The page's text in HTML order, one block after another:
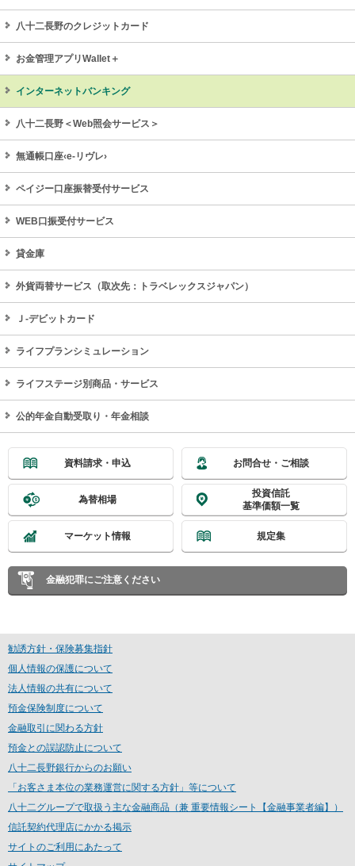
八十二長野のクレジットカード
お金管理アプリWallet＋
インターネットバンキング
八十二長野＜Web照会サービス＞
無通帳口座‹e-リヴレ›
ペイジー口座振替受付サービス
WEB口振受付サービス
貸金庫
外貨両替サービス（取次先：トラベレックスジャパン）
Ｊ‐デビットカード
ライフプランシミュレーション
ライフステージ別商品・サービス
公的年金自動受取り・年金相談
資料請求・申込 お問合せ・ご相談
為替相場
投資信託
基準価額一覧
マーケット情報 規定集
金融犯罪にご注意ください
勧誘方針・保険募集指針
個人情報の保護について
法人情報の共有について
預金保険制度について
金融取引に関わる方針
預金との誤認防止について
八十二長野銀行からのお願い
「お客さま本位の業務運営に関する方針」等について
八十二グループで取扱う主な金融商品（兼 重要情報シート【金融事業者編】）
信託契約代理店にかかる掲示
サイトのご利用にあたって